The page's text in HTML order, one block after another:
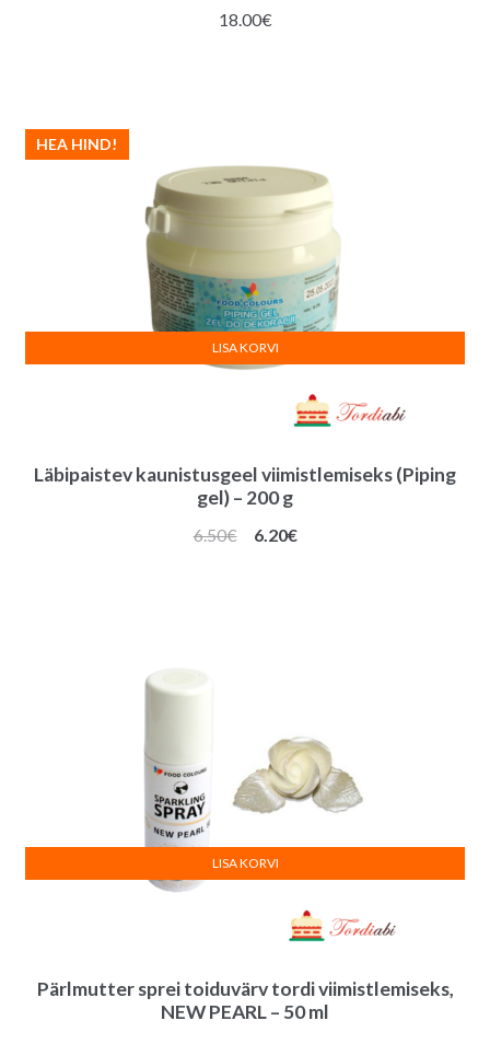
18.00€
Läbipaistev kaunistusgeel viimistlemiseks (Piping
gel) – 200 g
HEA HIND!
6.50€
Algne
6.20€Praegune
LISA KORVI
Pärlmutter sprei toiduvärv tordi viimistlemiseks,
NEW PEARL – 50 ml
LISA KORVI